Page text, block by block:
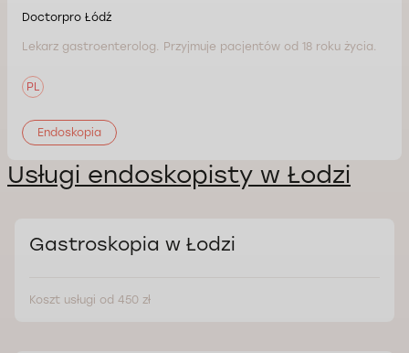
Doctorpro Łódź
Lekarz gastroenterolog. Przyjmuje pacjentów od 18 roku życia.
PL
Endoskopia
Usługi endoskopisty w Łodzi
Gastroskopia w Łodzi
Koszt usługi od 450 zł